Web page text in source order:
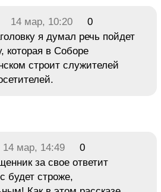
14 мар, 10:20
0
я думал речь пойдет
которая в Соборе
строит служителей
14 мар, 14:49
0
за свое ответит
будет строже,